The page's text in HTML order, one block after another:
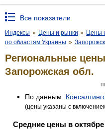
Все показатели
Индексы » Цены и рынки » Цены
по областям Украины »
Региональные
Запорожская обл.
По данным:
(цены указаны с
Средние цены в октябре